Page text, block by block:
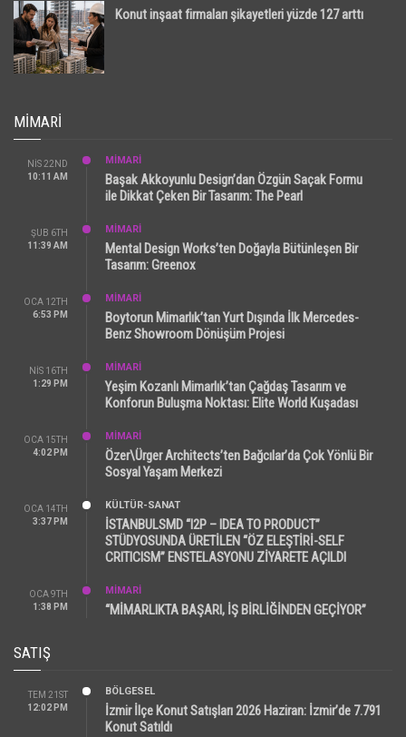
Konut inşaat firmaları şikayetleri yüzde 127 arttı
MIMARI
NIS 22ND
10:11 AM
MİMARİ
Başak Akkoyunlu Design’dan Özgün Saçak Formu
ile Dikkat Çeken Bir Tasarım: The Pearl
ŞUB 6TH
11:39 AM
MİMARİ
Mental Design Works’ten Doğayla Bütünleşen Bir
Tasarım: Greenox
OCA 12TH
6:53 PM
MİMARİ
Boytorun Mimarlık’tan Yurt Dışında İlk Mercedes-
Benz Showroom Dönüşüm Projesi
NIS 16TH
1:29 PM
MİMARİ
Yeşim Kozanlı Mimarlık’tan Çağdaş Tasarım ve
Konforun Buluşma Noktası: Elite World Kuşadası
OCA 15TH
4:02 PM
MİMARİ
Özer\Ürger Architects’ten Bağcılar’da Çok Yönlü Bir
Sosyal Yaşam Merkezi
OCA 14TH
3:37 PM
KÜLTÜR-SANAT
İSTANBULSMD “I2P – IDEA TO PRODUCT”
STÜDYOSUNDA ÜRETİLEN “ÖZ ELEŞTİRİ-SELF
CRITICISM” ENSTELASYONU ZİYARETE AÇILDI
OCA 9TH
1:38 PM
MİMARİ
“MİMARLIKTA BAŞARI, İŞ BİRLİĞİNDEN GEÇİYOR”
SATIŞ
TEM 21ST
12:02 PM
BÖLGESEL
İzmir İlçe Konut Satışları 2026 Haziran: İzmir’de 7.791
Konut Satıldı